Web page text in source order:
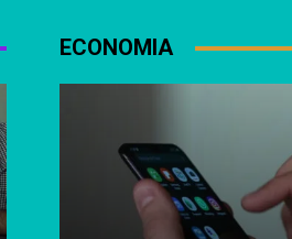
ECONOMIA